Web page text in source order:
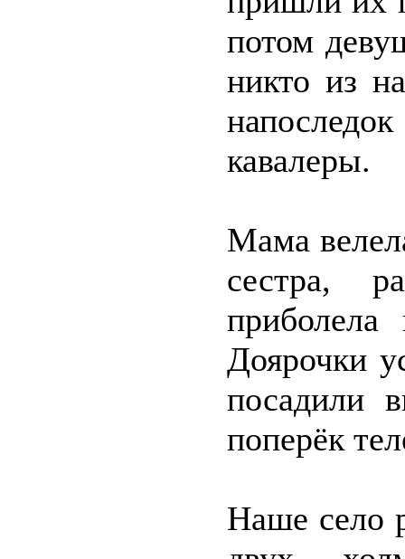
потом
никто из
кавалеры.
Мама
сестра,
Доярочки
посадили
поперёк
Наше село